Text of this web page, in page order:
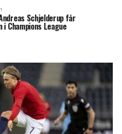
Schjelderup får
Champions League